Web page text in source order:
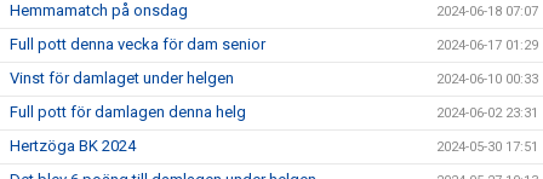
Hemmamatch på onsdag 2024-06-18 07:07
Full pott denna vecka för dam senior 2024-06-17 01:29
Vinst för damlaget under helgen 2024-06-10 00:33
Full pott för damlagen denna helg 2024-06-02 23:31
Hertzöga BK 2024 2024-05-30 17:51